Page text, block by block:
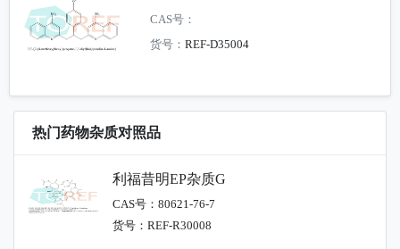
CAS号：
货号：REF-D35004
热门药物杂质对照品
利福昔明EP杂质G
CAS号：80621-76-7
货号：REF-R30008